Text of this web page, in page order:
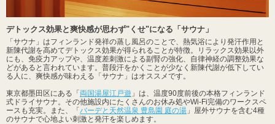
デトックス効果と爽快感が思わず"くせ"になる「サウナ」
「サウナ」はフィンランド発祥の蒸し風呂のことで、熱気浴により発汗作用と
新陳代謝を高めてデトックス効果が得られることが特徴。リラックス効果以外
にも、免疫力アップや、温度差刺激による副腎の強化、自律神経の調整効果な
どがあると言われています。普段汗をかくことが少なく新陳代謝が低下してい
る人に、爽快感が味わえる「サウナ」はオススメです。
東京都墨田区にある「両国湯屋江戸遊 」は、温度90度前後の本格フィンランド
式ドライサウナ。その他施設内にたくさんのお休み処やWi-Fi完備のワークスペ
ースも充実。また、「バーデと天然温泉 豊島園 庭の湯 」屋外サウナを含む4種
のサウナで心地よい刺激と発汗を楽しめます。